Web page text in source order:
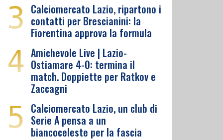
3 Calciomercato Lazio, ripartono i
contatti per Brescianini: la
Fiorentina approva la formula
4 Amichevole Live | Lazio-
Ostiamare 4-0: termina il
match. Doppiette per Ratkov e
Zaccagni
5 Calciomercato Lazio, un club di
Serie A pensa a un
biancoceleste per la fascia